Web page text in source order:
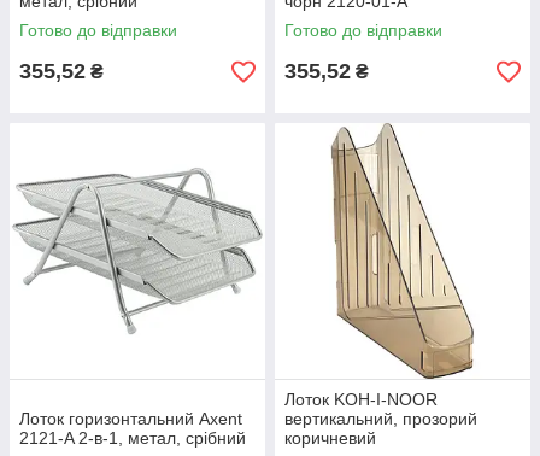
Готово до відправки
355,52 ₴
Готово до відправки
355,52 ₴
Лоток горизонтальний Axent
2121-A 2-в-1, метал, срібний
Лоток KOH-I-NOOR
вертикальний, прозорий
коричневий